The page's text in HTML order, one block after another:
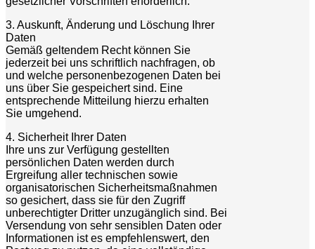
3. Auskunft, Änderung und Löschung Ihrer
Daten
Gemäß geltendem Recht können Sie
jederzeit bei uns schriftlich nachfragen, ob
und welche personenbezogenen Daten bei
uns über Sie gespeichert sind. Eine
entsprechende Mitteilung hierzu erhalten
Sie umgehend.
4. Sicherheit Ihrer Daten
Ihre uns zur Verfügung gestellten
persönlichen Daten werden durch
Ergreifung aller technischen sowie
organisatorischen Sicherheitsmaßnahmen
so gesichert, dass sie für den Zugriff
unberechtigter Dritter unzugänglich sind. Bei
Versendung von sehr sensiblen Daten oder
Informationen ist es empfehlenswert, den